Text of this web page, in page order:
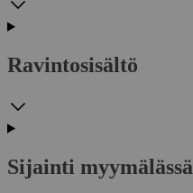
Ravintosisältö
Sijainti myymälässä